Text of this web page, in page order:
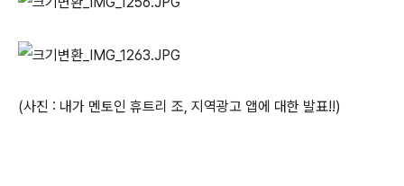
(사진 : 내가 멘토인 휴트리 조, 지역광고 앱에 대한 발표!!)